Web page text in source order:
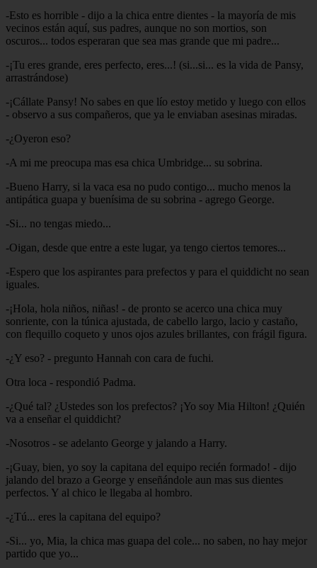
-Esto es horrible - dijo a la chica entre dientes - la mayoría de mis
vecinos están aquí, sus padres, aunque no son mortios, son
oscuros... todos esperaran que sea mas grande que mi padre...
-¡Tu eres grande, eres perfecto, eres...! (si...si... es la vida de Pansy,
arrastrándose)
-¡Cállate Pansy! No sabes en que lío estoy metido y luego con ellos
- observo a sus compañeros, que ya le enviaban asesinas miradas.
-¿Oyeron eso?
-A mi me preocupa mas esa chica Umbridge... su sobrina.
-Bueno Harry, si la vaca esa no pudo contigo... mucho menos la
antipática guapa y buenísima de su sobrina - agrego George.
-Si... no tengas miedo...
-Oigan, desde que entre a este lugar, ya tengo ciertos temores...
-Espero que los aspirantes para prefectos y para el quiddicht no sean
iguales.
-¡Hola, hola niños, niñas! - de pronto se acerco una chica muy
sonriente, con la túnica ajustada, de cabello largo, lacio y castaño,
con flequillo coqueto y unos ojos azules brillantes, con frágil figura.
-¿Y eso? - pregunto Hannah con cara de fuchi.
Otra loca - respondió Padma.
-¿Qué tal? ¿Ustedes son los prefectos? ¡Yo soy Mia Hilton! ¿Quién
va a enseñar el quiddicht?
-Nosotros - se adelanto George y jalando a Harry.
-¡Guay, bien, yo soy la capitana del equipo recién formado! - dijo
jalando del brazo a George y enseñándole aun mas sus dientes
perfectos. Y al chico le llegaba al hombro.
-¿Tú... eres la capitana del equipo?
-Si... yo, Mia, la chica mas guapa del cole... no saben, no hay mejor
partido que yo...